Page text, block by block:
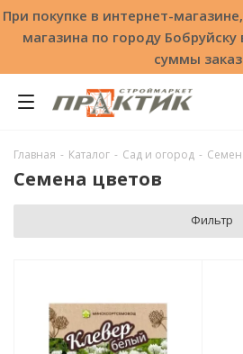
При покупке в интернет-
магазина по городу
суммы
Главная - Каталог - Сад и огород -
Семена цветов
Фильтр